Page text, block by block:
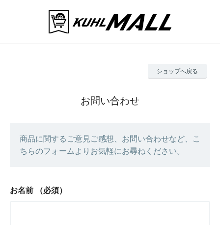
ショップへ戻る
お問い合わせ
商品に関するご意見ご感想、お問い合わせなど、こ
ちらのフォームよりお気軽にお尋ねください。
お名前 （必須）